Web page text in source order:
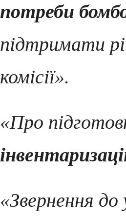
потреби
підтримати
комісії».
«Про
«Звернення